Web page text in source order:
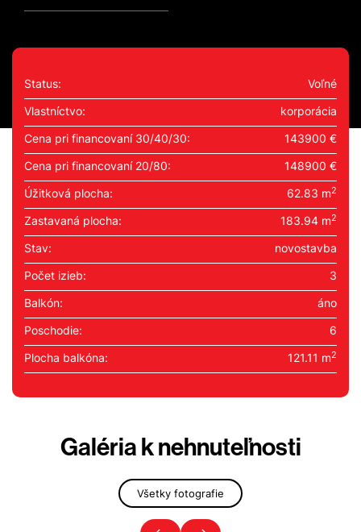
Status: Voľné
Vlastníctvo: korporácia
Cena pri financovaní 30/40/30: 143900 €
Cena pri financovaní 20/80: 148900 €
Úžitková plocha: 62.83 m2
Zastavaná plocha: 183.94 m2
Stav: novostavba
Počet izieb: 3
Balkón: áno
Poschodie: 6
Plocha balkóna: 121.11 m2
Galéria k nehnuteľnosti
Všetky fotografie